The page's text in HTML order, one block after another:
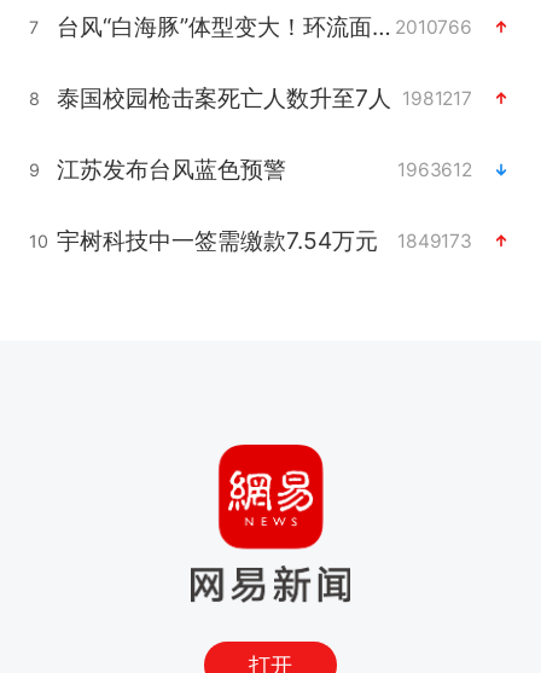
7 台风“白海豚”体型变大！环流面积接近13个浙江那么大 2010766
8 泰国校园枪击案死亡人数升至7人 1981217
9 江苏发布台风蓝色预警 1963612
10 宇树科技中一签需缴款7.54万元 1849173
打开